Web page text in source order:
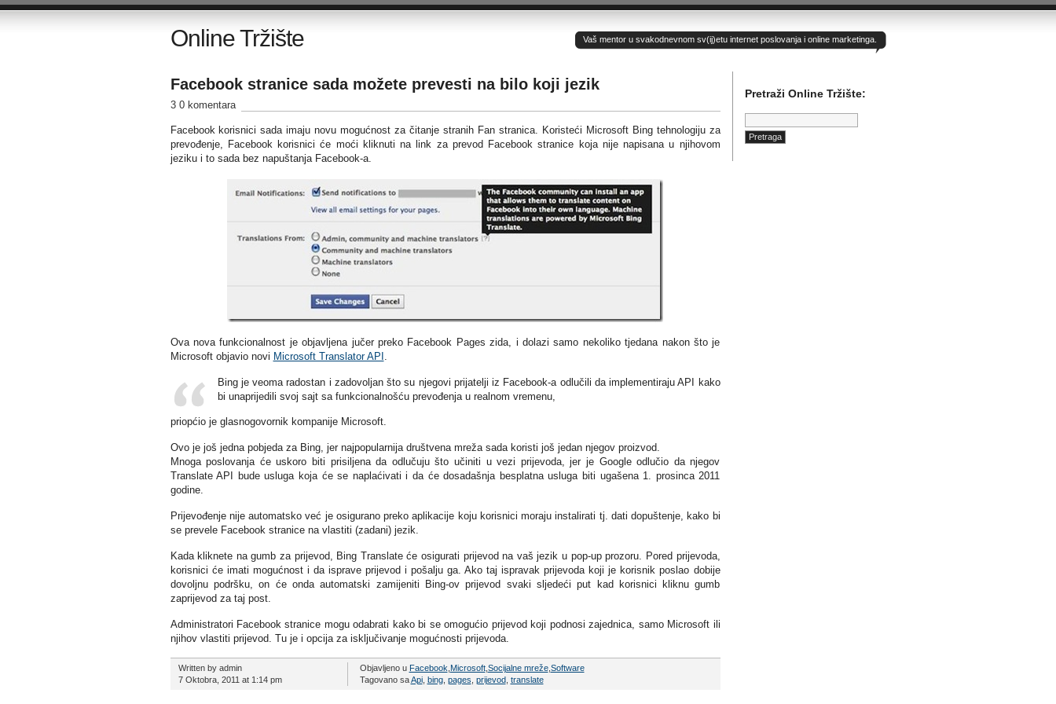
Online Tržište Vaš mentor u svakodnevnom sv(ij)etu internet poslovanja i online marketinga.
Facebook stranice sada možete prevesti na bilo koji jezik
3 0 komentara
Facebook korisnici sada imaju novu mogućnost za čitanje stranih Fan stranica. Koristeći Microsoft Bing tehnologiju za
prevođenje, Facebook korisnici će moći kliknuti na link za prevod Facebook stranice koja nije napisana u njihovom
jeziku i to sada bez napuštanja Facebook-a.
Ova nova funkcionalnost je objavljena jučer preko Facebook Pages zida, i dolazi samo nekoliko tjedana nakon što je
Microsoft objavio novi Microsoft Translator API .
Bing je veoma radostan i zadovoljan što su njegovi prijatelji iz Facebook-a odlučili da implementiraju API kako
bi unaprijedili svoj sajt sa funkcionalnošću prevođenja u realnom vremenu,
priopćio je glasnogovornik kompanije Microsoft.
Ovo je još jedna pobjeda za Bing, jer najpopularnija društvena mreža sada koristi još jedan njegov proizvod.
Mnoga poslovanja će uskoro biti prisiljena da odlučuju što učiniti u vezi prijevoda, jer je Google odlučio da njegov
Translate API bude usluga koja će se naplaćivati i da će dosadašnja besplatna usluga biti ugašena 1. prosinca 2011
godine.
Prijevođenje nije automatsko već je osigurano preko aplikacije koju korisnici moraju instalirati tj. dati dopuštenje, kako bi
se prevele Facebook stranice na vlastiti (zadani) jezik.
Kada kliknete na gumb za prijevod, Bing Translate će osigurati prijevod na vaš jezik u pop-up prozoru. Pored prijevoda,
korisnici će imati mogućnost i da isprave prijevod i pošalju ga. Ako taj ispravak prijevoda koji je korisnik poslao dobije
dovoljnu podršku, on će onda automatski zamijeniti Bing-ov prijevod svaki sljedeći put kad korisnici kliknu gumb
zaprijevod za taj post.
Administratori Facebook stranice mogu odabrati kako bi se omogućio prijevod koji podnosi zajednica, samo Microsoft ili
njihov vlastiti prijevod. Tu je i opcija za isključivanje mogućnosti prijevoda.
Written by admin
7 Oktobra, 2011 at 1:14 pm
Objavljeno u Facebook Microsoft, Socijalne mreže, Software
Tagovano saApi, bing, pages prijevod, translate
Pretraži Online Tržište:
Pretraga: